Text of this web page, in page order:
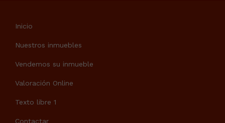
Inicio
Nuestros inmuebles
Vendemos su inmueble
Valoración Online
Texto libre 1
Contactar